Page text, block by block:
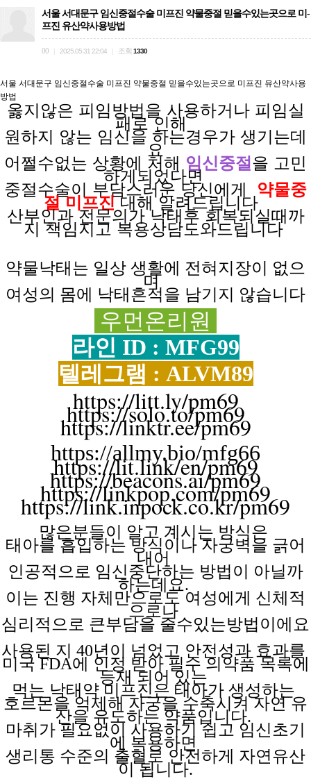
서울 서대문구 임신중절수술 미프진 약물중절 믿을수있는곳으로 미­
프진 유산약사용방법
00 2025.05.31 22:04 조회 1330
서울 서대문구 임신중절수술 미프진 약물중절 믿을수있는곳으로 미­프진 유산약사용
방법
옳지않은 피임방법을 사용하거나피임실
패로인해
원하지 않는 임신을 하는경우가 생기는데
요
어쩔수없는 상황에 처해 임신중절 을 고민
하게되었다면
중절수술이 부담스러운 당신에게 약물중
절 미프진 대해 알려드립니다
산부인과 전문의가낙태후 회복되실때까
지책임지고 복용상담도와드립니다
약물낙태는 일상 생활에 전혀지장이 없으
며
여성의 몸에 낙태흔적을 남기지 않습니다
우먼온리원
라인 ID : MFG99
텔레그램 : ALVM89
https://litt.ly/pm69
https://solo.to/pm69
https://linktr.ee/pm69
https://allmy.bio/mfg66
https://lit.link/en/pm69
https://beacons.ai/pm69
https://linkpop.com/pm69
https://link.inpock.co.kr/pm69
많은분들이 알고 계시는 방식은
태아를 흡입하는방식이나자궁벽을 긁어
내어
인공적으로 임신중단하는 방법이 아닐까
하는데요.
이는 진행 자체만으로도여성에게 신체적
으로나
심리적으로 큰부담을 줄수있는방법이에요
사용된 지 40년이 넘었고 안전성과 효과를
미국 FDA에 인정 받아 필수 의약품 목록에
등재 되어 있는
먹는 낙태약미프진은 태아가 생성하는
호르몬을 억제해 자궁을 수축시켜자연유
산을 유도하는 약품입니다.
마취가 필요없이 사용하기 쉽고 임신초기
에 복용하면
생리통 수준의 출혈로 안전하게 자연유산
이 됩니다.